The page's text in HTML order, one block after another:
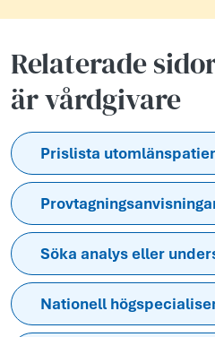
Relaterade
är vårdgivare
Prislista
Söka analys eller
Nationell